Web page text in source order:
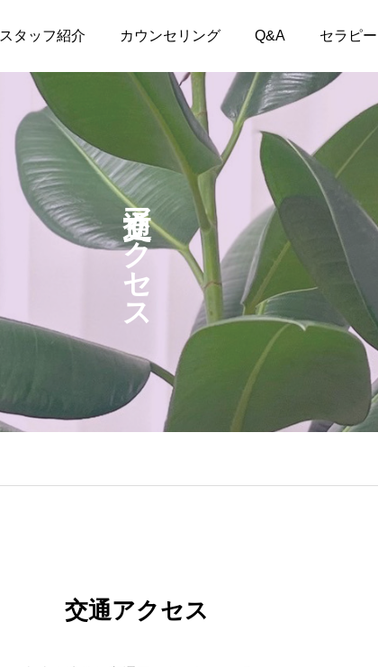
スタッフ紹介 カウンセリング Q&A セラピ
交通アクセス
交通アクセス